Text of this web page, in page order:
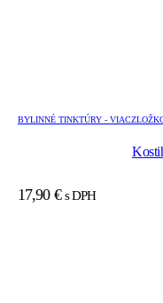
BYLINNÉ TINKTÚRY -
17,90 € s DPH